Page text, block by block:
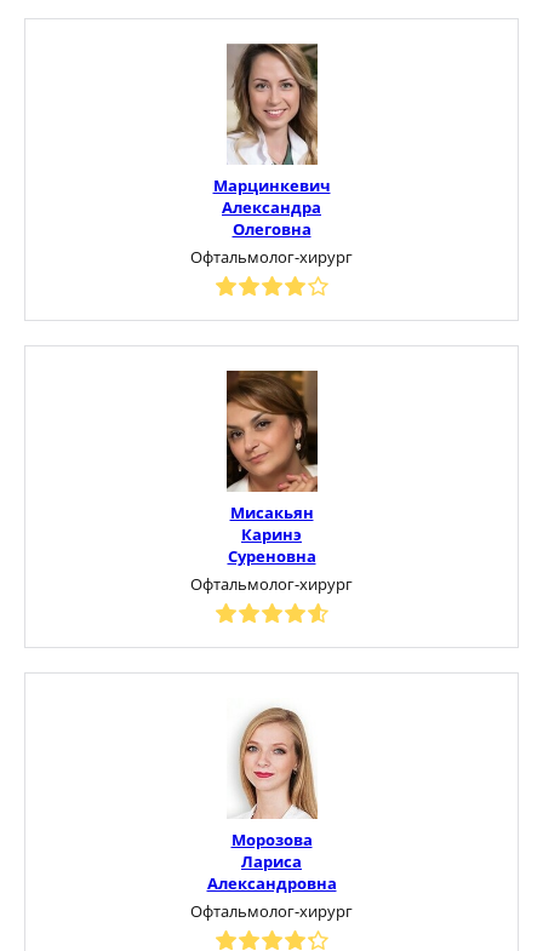
Марцинкевич
Александра
Олеговна
Офтальмолог-хирург
Мисакьян
Каринэ
Суреновна
Офтальмолог-хирург
Морозова
Лариса
Александровна
Офтальмолог-хирург